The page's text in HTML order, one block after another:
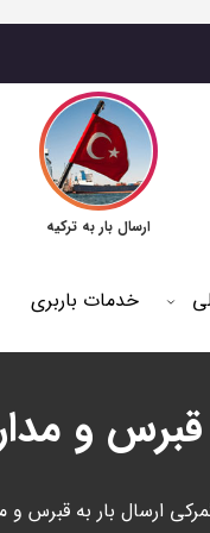
ارسال بار به ترکیه
خدمات باربری
قبرس و
ارسال بار به قبرس